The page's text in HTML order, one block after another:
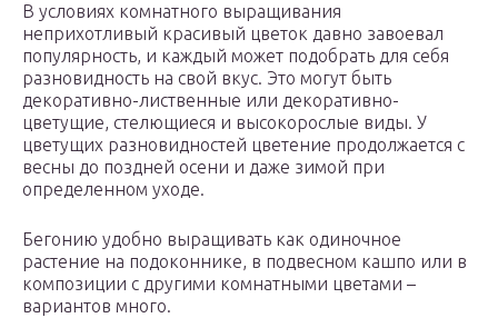
В условиях комнатного выращивания
неприхотливый красивый цветок давно завоевал
популярность, и каждый может подобрать для себя
разновидность на свой вкус. Это могут быть
декоративно-лиственные или декоративно-
цветущие, стелющиеся и высокорослые виды. У
цветущих разновидностей цветение продолжается с
весны до поздней осени и даже зимой при
определенном уходе.
Бегонию удобно выращивать как одиночное
растение на подоконнике, в подвесном кашпо или в
композиции с другими комнатными цветами –
вариантов много.